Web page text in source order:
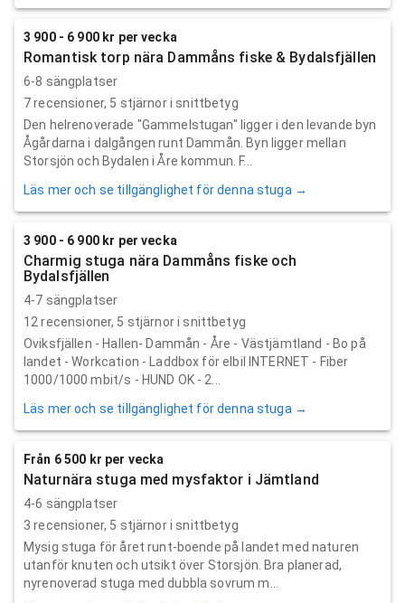
3 900 - 6 900 kr per vecka
Romantisk torp nära Dammåns fiske & Bydalsfjällen
6-8 sängplatser
7recensioner, 5 stjärnor i snittbetyg
Den helrenoverade "Gammelstugan" ligger i den levande byn
Ågårdarna i dalgången runt Dammån. Byn ligger mellan
Storsjön och Bydalen i Åre kommun. F...
Läs mer och se tillgänglighet för denna stuga →
3 900 - 6 900 kr per vecka
Charmig stuga nära Dammåns fiske och
Bydalsfjällen
4-7 sängplatser
12 recensioner, 5 stjärnor i snittbetyg
Oviksfjällen - Hallen- Dammån - Åre - Västjämtland - Bo på
landet - Workcation - Laddbox för elbil INTERNET - Fiber
1000/1000 mbit/s - HUND OK - 2...
Läs mer och se tillgänglighet för denna stuga →
Från 6 500 kr per vecka
Naturnära stuga med mysfaktor i Jämtland
4-6 sängplatser
3 recensioner, 5 stjärnor i snittbetyg
Mysig stuga för året runt-boende på landet med naturen
utanför knuten och utsikt över Storsjön. Bra planerad,
nyrenoverad stuga med dubbla sovrum m...